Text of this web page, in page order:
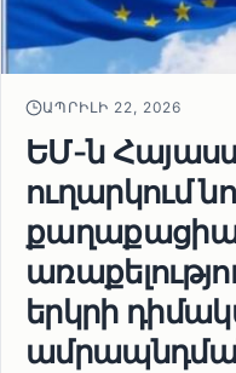
ԱՊՐԻԼԻ 22, 2026
ԵՄ-ն
ուղարկում
երկրի